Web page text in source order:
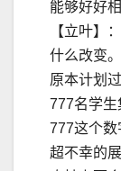
能够好好相
【立叶】
什么改变。
原本计划
777名学生
777这个数
超不幸的